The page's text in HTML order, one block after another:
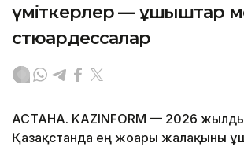
үміткерлер — ұшқыштар
стюардессалар
АСТАНА. KAZINFORM — 2026
Қазақстанда ең жоғары жалақыны